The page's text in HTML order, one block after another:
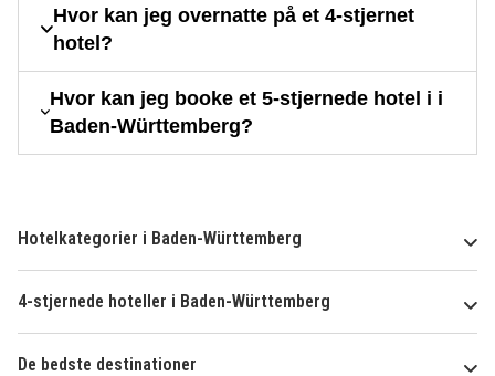
Hvor kan jeg overnatte på et 4-stjernet
hotel?
Hvor kan jeg booke et 5-stjernede hotel i i
Baden-Württemberg?
Hotelkategorier i Baden-Württemberg
4-stjernede hoteller i Baden-Württemberg
De bedste destinationer